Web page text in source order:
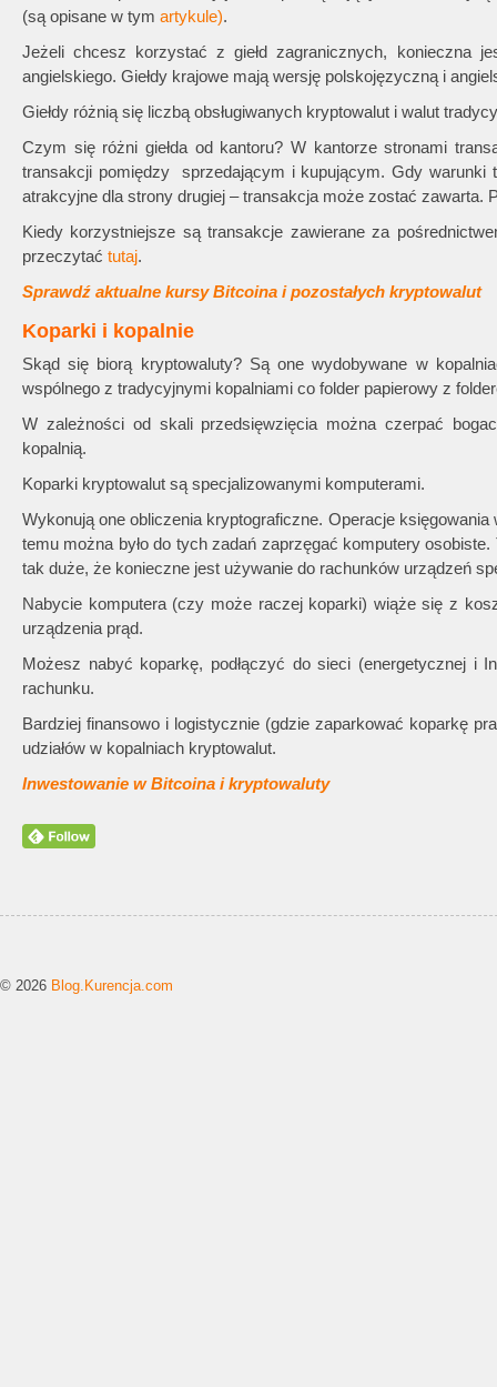
(są opisane w tym artykule).
Jeżeli chcesz korzystać z giełd zagranicznych, konieczna
angielskiego. Giełdy krajowe mają wersję polskojęzyczną i
Giełdy różnią się liczbą obsługiwanych kryptowalut i walut
Czym się różni giełda od kantoru? W kantorze stronami
transakcji pomiędzy sprzedającym i kupującym. Gdy warunki
atrakcyjne dla strony drugiej – transakcja może zostać zawarta.
Kiedy korzystniejsze są transakcje zawierane za
przeczytać tutaj.
Sprawdź aktualne kursy Bitcoina i pozostałych kryptowalut
Koparki i kopalnie
Skąd się biorą kryptowaluty? Są one wydobywane w
wspólnego z tradycyjnymi kopalniami co folder papierowy z
W zależności od skali przedsięwzięcia można czerpać
kopalnią.
Koparki kryptowalut są specjalizowanymi komputerami.
Wykonują one obliczenia kryptograficzne. Operacje
temu można było do tych zadań zaprzęgać komputery
tak duże, że konieczne jest używanie do rachunków urządzeń
Nabycie komputera (czy może raczej koparki) wiąże się z
urządzenia prąd.
Możesz nabyć koparkę, podłączyć do sieci (energetycznej i
rachunku.
Bardziej finansowo i logistycznie (gdzie zaparkować koparkę
udziałów w kopalniach kryptowalut.
Inwestowanie w Bitcoina i kryptowaluty
© 2026 Blog.Kurencja.com